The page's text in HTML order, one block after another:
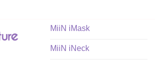
MiiN iMask
MiiN iNeck